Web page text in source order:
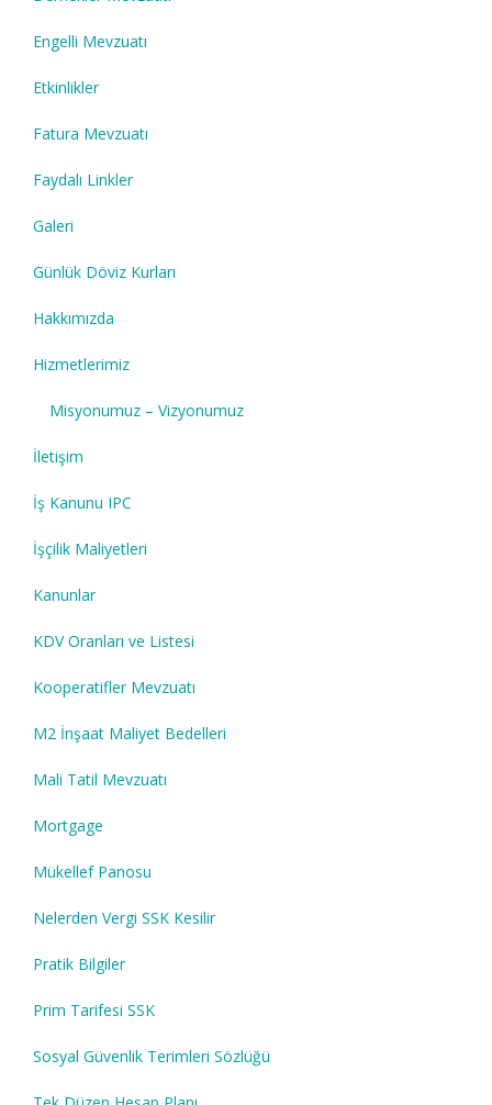
Engelli Mevzuatı
Etkinlikler
Fatura Mevzuatı
Faydalı Linkler
Galeri
Günlük Döviz Kurları
Hakkımızda
Hizmetlerimiz
Misyonumuz – Vizyonumuz
İletişim
İş Kanunu IPC
İşçilik Maliyetleri
Kanunlar
KDV Oranları ve Listesi
Kooperatifler Mevzuatı
M2 İnşaat Maliyet Bedelleri
Mali Tatil Mevzuatı
Mortgage
Mükellef Panosu
Nelerden Vergi SSK Kesilir
Pratik Bilgiler
Prim Tarifesi SSK
Sosyal Güvenlik Terimleri Sözlüğü